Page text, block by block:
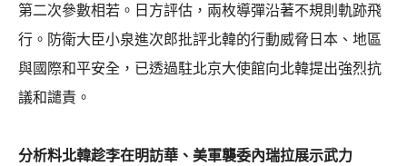
第二次參數相若。日方評估，兩枚導彈沿著不規則軌跡飛
行。防衛大臣小泉進次郎批評北韓的行動威脅日本、地區
與國際和平安全，已透過駐北京大使館向北韓提出強烈抗
議和譴責。
分析料北韓趁李在明訪華、美軍襲委內瑞拉展示武力